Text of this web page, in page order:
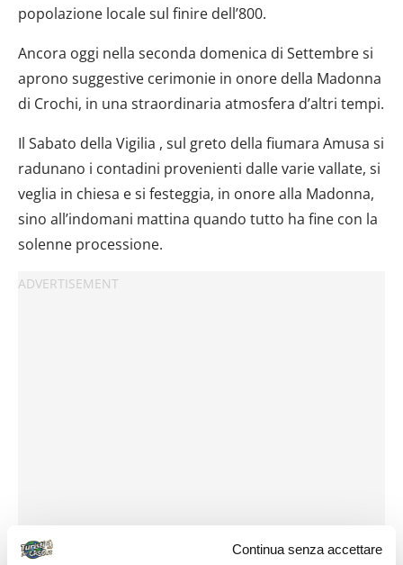
Continua senza accettare
popolazione locale sul finire dell’800.
Ancora oggi nella seconda domenica di Settembre si
aprono suggestive cerimonie in onore della Madonna
di Crochi, in una straordinaria atmosfera d’altri tempi.
Il Sabato della Vigilia , sul greto della fiumara Amusa si
radunano i contadini provenienti dalle varie vallate, si
veglia in chiesa e si festeggia, in onore alla Madonna,
sino all’indomani mattina quando tutto ha fine con la
solenne processione.